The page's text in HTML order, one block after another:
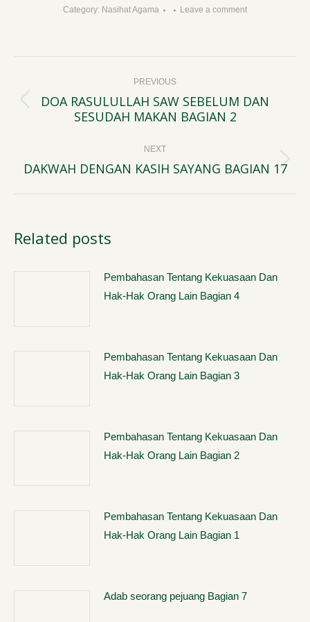
Category: Nasihat Agama Leave a comment
navigation PREVIOUS
Previous
DOA RASULULLAH SAW SEBELUM DAN
SESUDAH MAKAN BAGIAN 2
NEXT
Next
DAKWAH DENGAN KASIH SAYANG BAGIAN 17
Related posts
Pembahasan Tentang Kekuasaan Dan
Hak-Hak Orang Lain Bagian 4
Pembahasan Tentang Kekuasaan Dan
Hak-Hak Orang Lain Bagian 3
Pembahasan Tentang Kekuasaan Dan
Hak-Hak Orang Lain Bagian 2
Pembahasan Tentang Kekuasaan Dan
Hak-Hak Orang Lain Bagian 1
Adab seorang pejuang Bagian 7